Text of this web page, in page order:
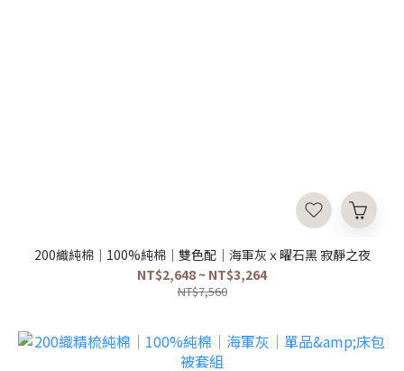
200織純棉｜100%純棉｜雙色配｜海軍灰ｘ曜石黑 寂靜之夜
NT$2,648 ~ NT$3,264
NT$7,560